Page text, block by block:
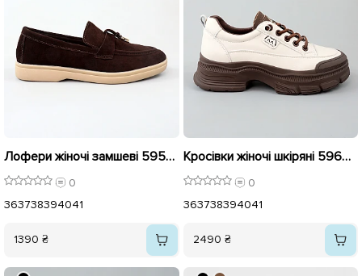
Лофери жіночі замшеві 595993 Коричневі
0
363738394041
1390 ₴
Кросівки жіночі шкіряні 596013 Бежеві
0
363738394041
2490 ₴